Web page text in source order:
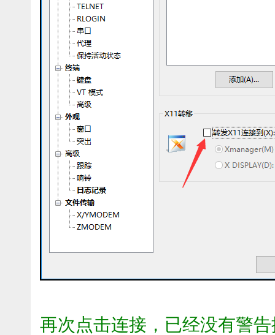
再次点击连接，已经没有警告